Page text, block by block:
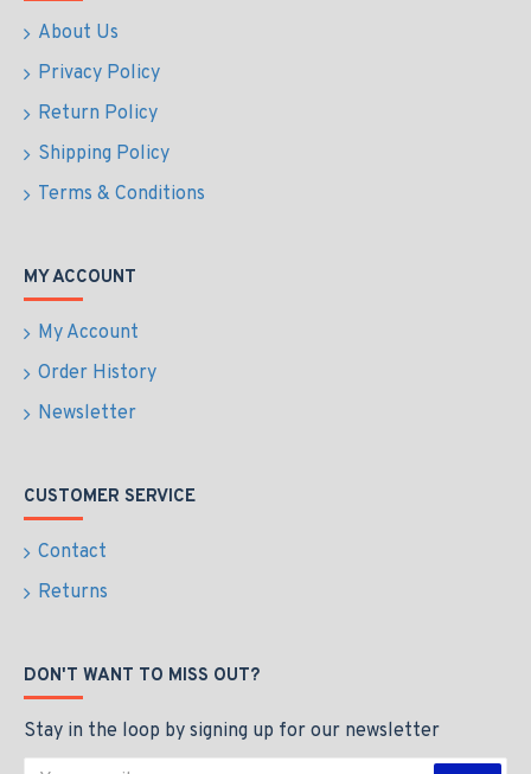
About Us
Privacy Policy
Return Policy
Shipping Policy
Terms & Conditions
MY ACCOUNT
My Account
Order History
Newsletter
CUSTOMER SERVICE
Contact
Returns
DON'T WANT TO MISS OUT?
Stay in the loop by signing up for our newsletter